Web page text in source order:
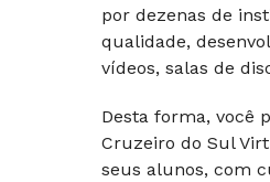
por dezenas de
qualidade,
vídeos, salas de
Desta forma, você
Cruzeiro do Sul
seus alunos, com